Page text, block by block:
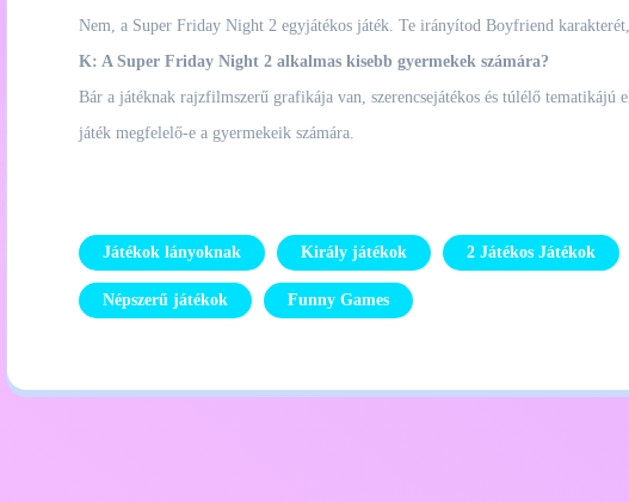
Nem, a Super Friday Night 2 egyjátékos játék. Te irányítod Boyfriend karakterét,
K: A Super Friday Night 2 alkalmas kisebb gyermekek számára?
Bár a játéknak rajzfilmszerű grafikája van, szerencsejátékos és túlélő
játék megfelelő-e a gyermekeik számára.
Játékok lányoknak Király játékok 2 Játékos Játékok
Népszerű játékok Funny Games